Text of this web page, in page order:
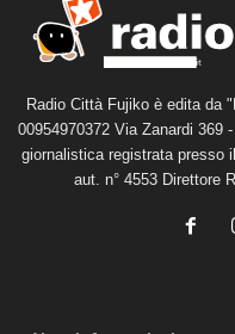
Radio Città Fujiko è edita da
00954970372 Via Zanardi 369
giornalistica registrata presso
aut. n° 4553 Direttore